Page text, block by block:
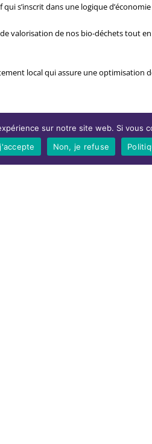
s’inscrit dans une logique
valorisation de nos bio-déchets tout
local qui assure une optimisation
sur notre site web. Si
Non, je refuse